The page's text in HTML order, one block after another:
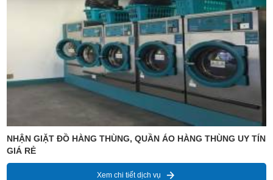
NHẬN GIẶT ĐỒ HÀNG THÙNG, QUẦN ÁO HÀNG THÙNG UY TÍN
GIÁ RẺ
Xem chi tiết dịch vụ